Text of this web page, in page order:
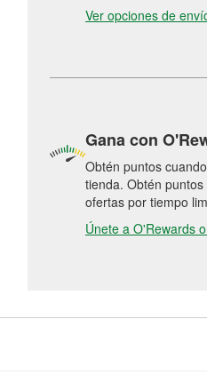
Ver opciones de
Gana con
Obtén puntos
tienda. Obtén
ofertas por tiempo
Únete a O'Rewards